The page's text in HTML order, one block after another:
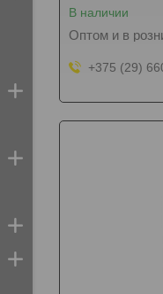
В наличии
Оптом и в
+375 (29)